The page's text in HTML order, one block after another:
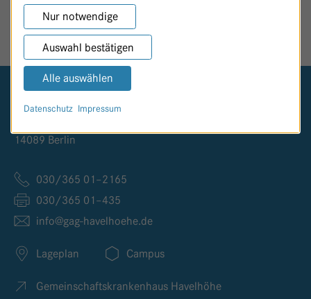
SEITE TEILEN
14089 Berlin
030/365 01–2165
030/365 01–435
info@gag-havelhoehe.de
Lageplan Campus
Gemeinschaftskrankenhaus Havelhöhe
Nur notwendige
Auswahl bestätigen
Alle auswählen
Datenschutz Impressum